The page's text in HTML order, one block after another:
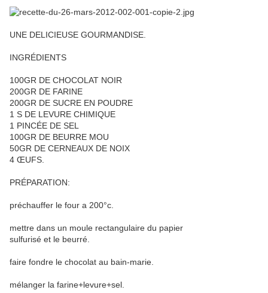
UNE DELICIEUSE GOURMANDISE.
INGRÉDIENTS
100GR DE CHOCOLAT NOIR
200GR DE FARINE
200GR DE SUCRE EN POUDRE
1 S DE LEVURE CHIMIQUE
1 PINCÉE DE SEL
100GR DE BEURRE MOU
50GR DE CERNEAUX DE NOIX
4 ŒUFS.
PRÉPARATION:
préchauffer le four a 200°c.
mettre dans un moule rectangulaire du papier
sulfurisé et le beurré.
faire fondre le chocolat au bain-marie.
mélanger la farine+levure+sel.